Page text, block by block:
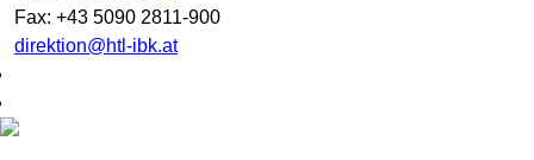
Fax: +43 5090 2811-900
direktion@htl-ibk.at